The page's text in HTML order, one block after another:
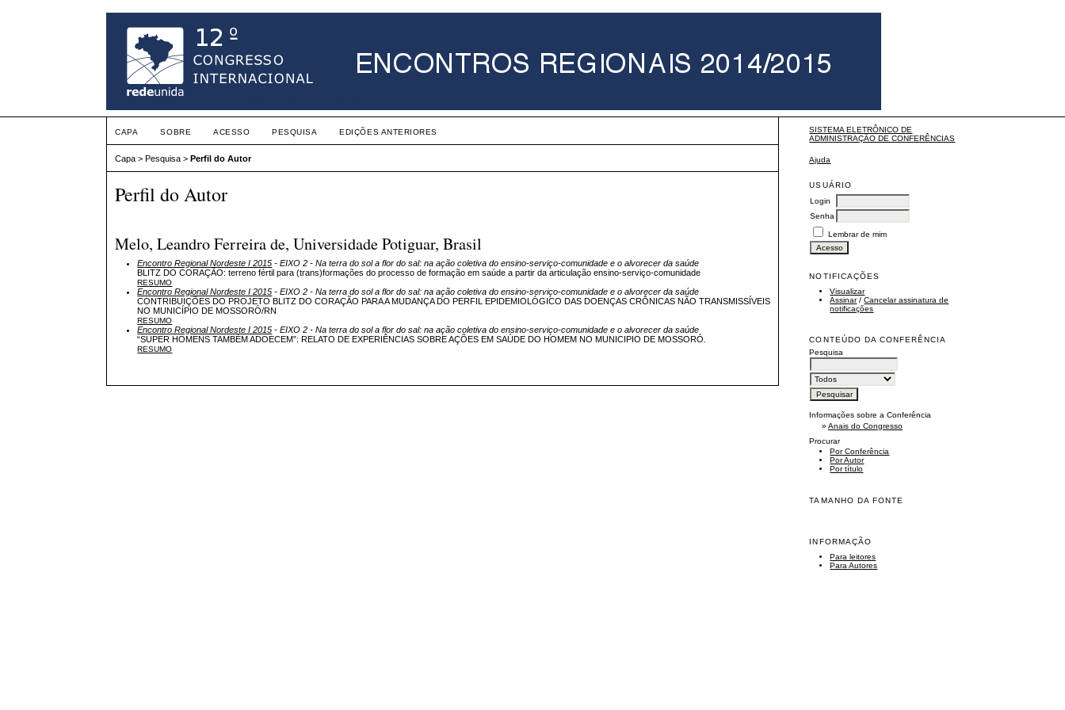
SISTEMA ELETRÔNICO DE
ADMINISTRAÇÃO DE CONFERÊNCIAS
Ajuda
USUÁRIO
Login
Senha
Lembrar de mim
NOTIFICAÇÕES
Visualizar
Assinar/Cancelar assinatura de
notificações
CONTEÚDO DA CONFERÊNCIA
Pesquisa
Informações sobre a Conferência
»Anais do Congresso
Procurar
Por Conferência
Por Autor
Por título
TAMANHO DA FONTE
INFORMAÇÃO
Para leitores
Para Autores
CAPA SOBRE ACESSO PESQUISA EDIÇÕES ANTERIORES
Capa >Pesquisa >Perfil do Autor
Perfil do Autor
Melo, Leandro Ferreira de, Universidade Potiguar, Brasil
Encontro Regional Nordeste I 2015 - EIXO 2 - Na terra do sol a flor do sal: na ação coletiva do ensino-serviço-comunidade e o alvorecer da saúde
BLITZ DO CORAÇÃO: terreno fértil para (trans)formações do processo de formação em saúde a partir da articulação ensino-serviço-comunidade
RESUMO
Encontro Regional Nordeste I 2015 - EIXO 2 - Na terra do sol a flor do sal: na ação coletiva do ensino-serviço-comunidade e o alvorecer da saúde
CONTRIBUIÇÕES DO PROJETO BLITZ DO CORAÇÃO PARA A MUDANÇA DO PERFIL EPIDEMIOLÓGICO DAS DOENÇAS CRÔNICAS NÃO TRANSMISSÍVEIS
NO MUNICÍPIO DE MOSSORÓ/RN
RESUMO
Encontro Regional Nordeste I 2015 - EIXO 2 - Na terra do sol a flor do sal: na ação coletiva do ensino-serviço-comunidade e o alvorecer da saúde
“SUPER HOMENS TAMBÉM ADOECEM”: RELATO DE EXPERIÊNCIAS SOBRE AÇÕES EM SAÚDE DO HOMEM NO MUNICIPIO DE MOSSORÓ.
RESUMO